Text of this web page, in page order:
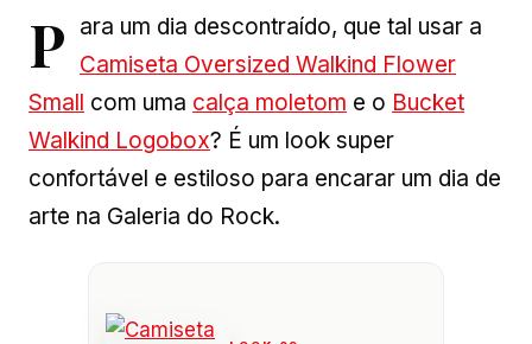
P
ara um dia descontraído, que tal usar a
Camiseta Oversized Walkind Flower
Small com uma calça moletom e o Bucket
Walkind Logobox? É um look super
confortável e estiloso para encarar um dia de
arte na Galeria do Rock.